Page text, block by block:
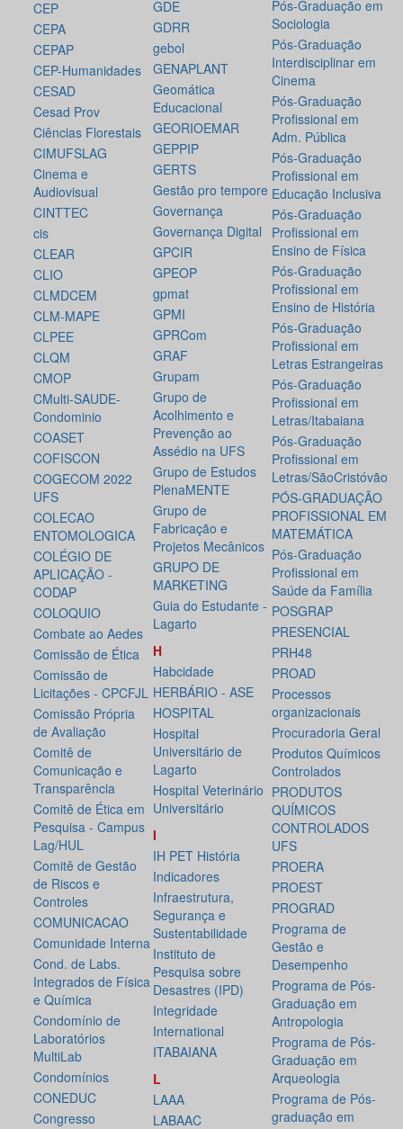
CEP
CEPA
CEPAP
CEP-Humanidades
CESAD
Cesad Prov
Ciências Florestais
CIMUFSLAG
Cinema e
Audiovisual
CINTTEC
cis
CLEAR
CLIO
CLMDCEM
CLM-MAPE
CLPEE
CLQM
CMOP
CMulti-SAUDE-
Condominio
COASET
COFISCON
COGECOM 2022
UFS
COLECAO
ENTOMOLOGICA
COLÉGIO DE
APLICAÇÃO -
CODAP
COLOQUIO
Combate ao Aedes
Comissão de Ética
Comissão de
Licitações - CPCFJL
Comissão Própria
de Avaliação
Comitê de
Comunicação e
Transparência
Comitê de Ética em
Pesquisa - Campus
Lag/HUL
Comitê de Gestão
de Riscos e
Controles
COMUNICACAO
Comunidade Interna
Cond. de Labs.
Integrados de Física
e Química
Condomínio de
Laboratórios
MultiLab
Condomínios
CONEDUC
Congresso
GDE
GDRR
gebol
GENAPLANT
Geomática
Educacional
GEORIOEMAR
GEPPIP
GERTS
Gestão pro tempore
Governança
Governança Digital
GPCIR
GPEOP
gpmat
GPMI
GPRCom
GRAF
Grupam
Grupo de
Acolhimento e
Prevenção ao
Assédio na UFS
Grupo de Estudos
PlenaMENTE
Grupo de
Fabricação e
Projetos Mecânicos
GRUPO DE
MARKETING
Guia do Estudante -
Lagarto
H
Habcidade
HERBÁRIO - ASE
HOSPITAL
Hospital
Universitário de
Lagarto
Hospital Veterinário
Universitário
I
IH PET História
Indicadores
Infraestrutura,
Segurança e
Sustentabilidade
Instituto de
Pesquisa sobre
Desastres (IPD)
Integridade
International
ITABAIANA
L
LAAA
LABAAC
Pós-Graduação em
Sociologia
Pós-Graduação
Interdisciplinar em
Cinema
Pós-Graduação
Profissional em
Adm. Pública
Pós-Graduação
Profissional em
Educação Inclusiva
Pós-Graduação
Profissional em
Ensino de Física
Pós-Graduação
Profissional em
Ensino de História
Pós-Graduação
Profissional em
Letras Estrangeiras
Pós-Graduação
Profissional em
Letras/Itabaiana
Pós-Graduação
Profissional em
Letras/SãoCristóvão
PÓS-GRADUAÇÃO
PROFISSIONAL EM
MATEMÁTICA
Pós-Graduação
Profissional em
Saúde da Família
POSGRAP
PRESENCIAL
PRH48
PROAD
Processos
organizacionais
Procuradoria Geral
Produtos Químicos
Controlados
PRODUTOS
QUÍMICOS
CONTROLADOS
UFS
PROERA
PROEST
PROGRAD
Programa de
Gestão e
Desempenho
Programa de Pós-
Graduação em
Antropologia
Programa de Pós-
Graduação em
Arqueologia
Programa de Pós-
graduação em